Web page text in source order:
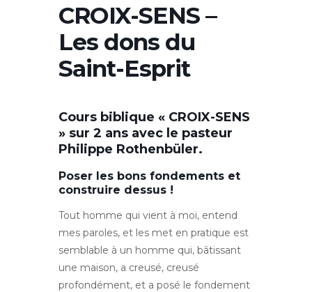
CROIX-SENS –
Les dons du
Saint-Esprit
Cours biblique « CROIX-SENS
» sur 2 ans avec le pasteur
Philippe Rothenbüler.
Poser les bons fondements et
construire dessus !
Tout homme qui vient à moi, entend
mes paroles, et les met en pratique est
semblable à un homme qui, bâtissant
une maison, a creusé, creusé
profondément, et a posé le fondement